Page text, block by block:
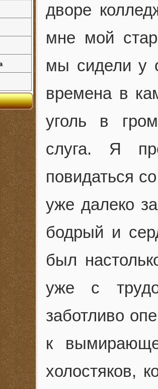
дворе
мне мой
мы сидели у
времена в
уголь в
слуга. Я
повидаться
уже далеко
бодрый и
был
уже с
заботливо
к
холостяков,